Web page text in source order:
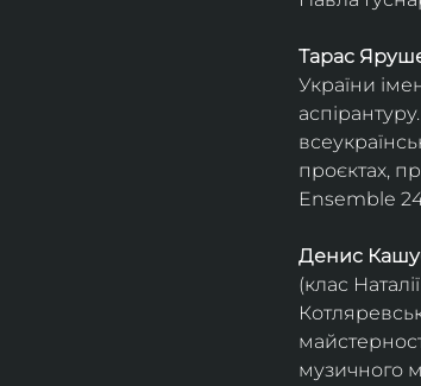
Тарас
України
проєктах,
Ensemble
Денис
(клас
музичного